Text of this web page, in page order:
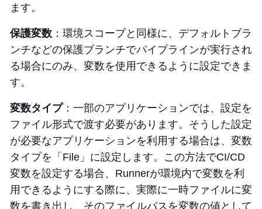
ます。
保護変数 ：環境スコープと同様に、デフォルトブラ
ンチなどの保護ブランチでパイプラインが実行され
る場合にのみ、変数を使用できるように設定できま
す。
変数タイプ：一部のアプリケーションでは、設定を
ファイル形式で渡す必要があります。そうした設定
が必要なアプリケーションを利用する場合は、変数
タイプを「File」に設定します。この方法でCI/CD
変数を設定する場合、Runnerが環境内で変数を利
用できるようにする際に、実際に一時ファイルに変
数を書き出し、そのファイルパスを変数の値として